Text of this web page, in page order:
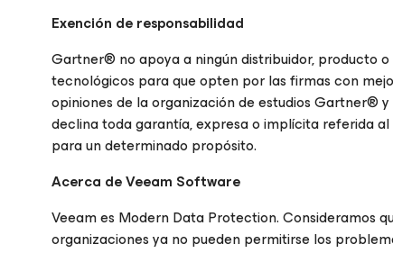
Exención de responsabilidad
Gartner® no apoya a ningún distribuidor, producto
tecnológicos para que opten por las firmas con
opiniones de la organización de estudios Gartner®
declina toda garantía, expresa o implícita referida
para un determinado propósito.
Acerca de Veeam Software
Veeam es Modern Data Protection. Consideramos
organizaciones ya no pueden permitirse los